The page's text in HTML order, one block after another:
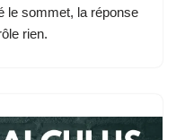
le sommet, la réponse
rien.